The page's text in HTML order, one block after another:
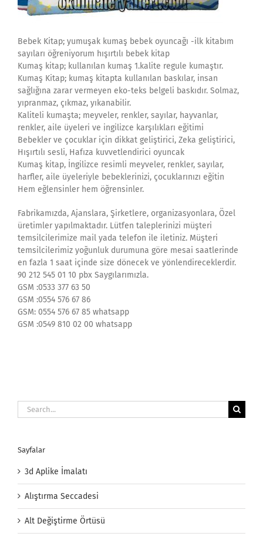
Bebek Kitap; yumuşak kumaş bebek oyuncağı -ilk kitabım
sayıları öğreniyorum hışırtılı bebek kitap
Kumaş kitap; kullanılan kumaş 1.kalite regule kumaştır.
Kumaş Kitap; kumaş kitapta kullanılan baskılar, insan
sağlığına zarar vermeyen eko-teks belgeli baskıdır. Solmaz,
yıpranmaz, çıkmaz, yıkanabilir.
Kaliteli kumaşta; meyveler, renkler, sayılar, hayvanlar,
renkler, aile üyeleri ve ingilizce karşılıkları eğitimi
Bebekler ve çocuklar için dikkat geliştirici, Zeka geliştirici,
Hışırtılı sesli, Hafıza kuvvetlendirici oyuncak
Kumaş kitap, İngilizce resimli meyveler, renkler, sayılar,
harfler, aile üyeleriyle bebeklerinizi, çocuklarınızı eğitin
Hem eğlensinler hem öğrensinler.
Fabrikamızda, Ajanslara, Şirketlere, organizasyonlara, Özel
üretimler yapılmaktadır. Lütfen taleplerinizi müşteri
temsilcilerimize mail yada telefon ile iletiniz. Müşteri
temsilcilerimiz yoğunluk durumuna göre mesai saatlerinde
en fazla 1 saat içinde size dönecek ve yönlendireceklerdir.
90 212 545 01 10 pbx Saygılarımızla.
GSM :0533 377 63 50
GSM :0554 576 67 86
GSM: 0554 576 67 85 whatsapp
GSM :0549 810 02 00 whatsapp
Search
for:
Sayfalar
3d Aplike İmalatı
Alıştırma Seccadesi
Alt Değiştirme Örtüsü